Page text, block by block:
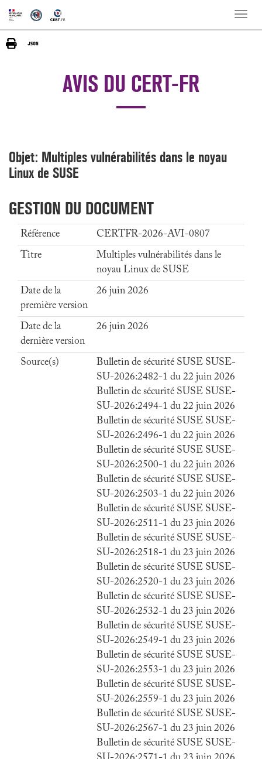
Toggle
AVIS DU CERT-FR
Objet: Multiples vulnérabilités dans le noyau
Linux de SUSE
GESTION DU DOCUMENT
Référence
CERTFR-2026-AVI-0807
Titre
Multiples vulnérabilités dans le
noyau Linux de SUSE
Date de la
première version
26 juin 2026
Date de la
dernière version
26 juin 2026
Source(s)
Bulletin de sécurité SUSE SUSE-
SU-2026:2482-1 du 22 juin 2026
Bulletin de sécurité SUSE SUSE-
SU-2026:2494-1 du 22 juin 2026
Bulletin de sécurité SUSE SUSE-
SU-2026:2496-1 du 22 juin 2026
Bulletin de sécurité SUSE SUSE-
SU-2026:2500-1 du 22 juin 2026
Bulletin de sécurité SUSE SUSE-
SU-2026:2503-1 du 22 juin 2026
Bulletin de sécurité SUSE SUSE-
SU-2026:2511-1 du 23 juin 2026
Bulletin de sécurité SUSE SUSE-
SU-2026:2518-1 du 23 juin 2026
Bulletin de sécurité SUSE SUSE-
SU-2026:2520-1 du 23 juin 2026
Bulletin de sécurité SUSE SUSE-
SU-2026:2532-1 du 23 juin 2026
Bulletin de sécurité SUSE SUSE-
SU-2026:2549-1 du 23 juin 2026
Bulletin de sécurité SUSE SUSE-
SU-2026:2553-1 du 23 juin 2026
Bulletin de sécurité SUSE SUSE-
SU-2026:2559-1 du 23 juin 2026
Bulletin de sécurité SUSE SUSE-
SU-2026:2567-1 du 23 juin 2026
Bulletin de sécurité SUSE SUSE-